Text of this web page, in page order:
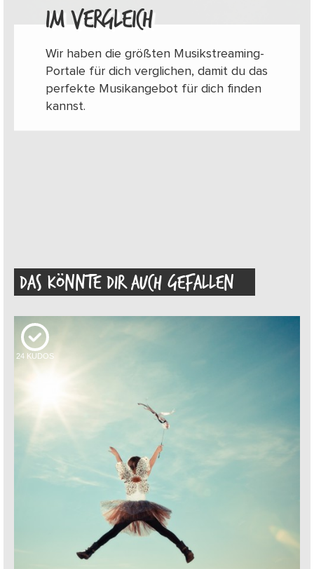
IM VERGLEICH
Wir haben die größten Musikstreaming-
Portale für dich verglichen, damit du das
perfekte Musikangebot für dich finden
kannst.
DAS KÖNNTE DIR AUCH GEFALLEN
24 KUDOS